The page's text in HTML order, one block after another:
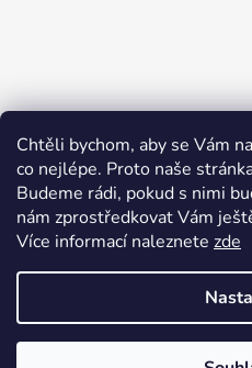
Chtěli bychom, aby se Vám
co nejlépe. Proto naše
Budeme rádi, pokud s nimi
nám zprostředkovat Vám
Více informací naleznete zde